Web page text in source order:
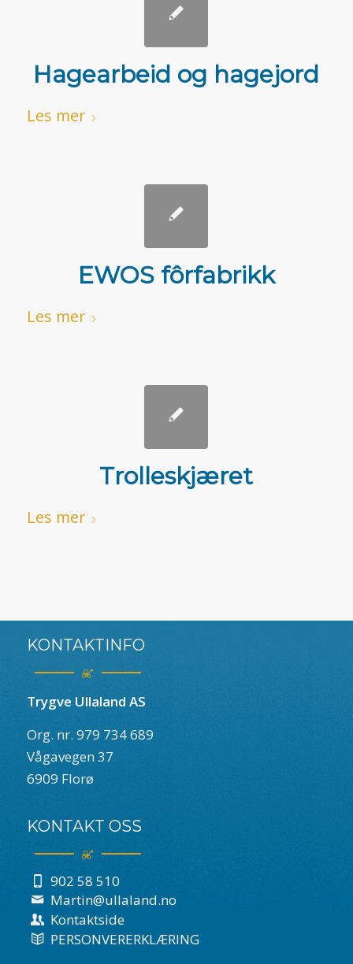
Hagearbeid og hagejord
Les mer
EWOS fôrfabrikk
Les mer
Trolleskjæret
Les mer
KONTAKTINFO
Trygve Ullaland AS
Org. nr. 979 734 689
Vågavegen 37
6909 Florø
KONTAKT OSS
902 58 510
Martin@ullaland.no
Kontaktside
PERSONVERERKLÆRING